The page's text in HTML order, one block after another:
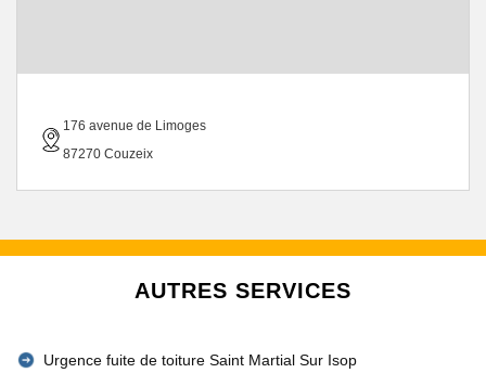
176 avenue de Limoges
87270 Couzeix
AUTRES SERVICES
Urgence fuite de toiture Saint Martial Sur Isop